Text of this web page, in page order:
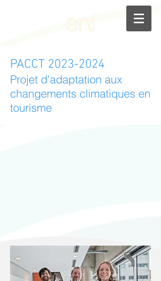
PACCT 2023-2024
Projet d'adaptation aux
changements climatiques en
tourisme